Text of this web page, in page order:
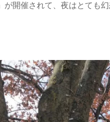
開催されて、夜はとても幻